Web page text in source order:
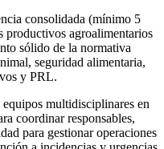
consolidada (mínimo 5
productivos agroalimentarios
sólido de la normativa
seguridad alimentaria,
y PRL.
multidisciplinares en
coordinar responsables,
para gestionar operaciones